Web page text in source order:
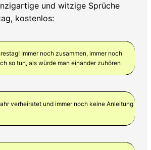
und witzige Sprüche
kostenlos:
Immer noch zusammen, immer noch
so tun, als würde man einander zuhören
verheiratet und immer noch keine Anleitung